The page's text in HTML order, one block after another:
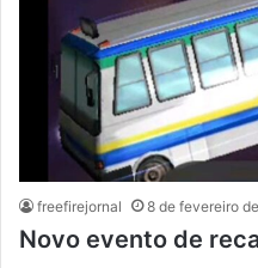
freefirejornal 8 de fevereiro
Novo evento de